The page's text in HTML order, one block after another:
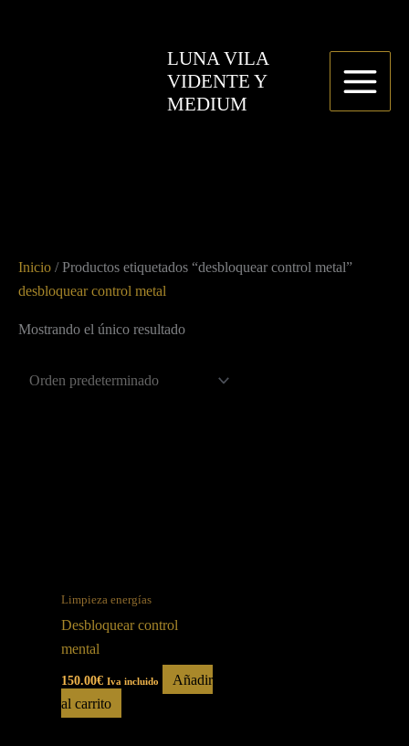
LUNA VILA
VIDENTE Y
MEDIUM
Inicio / Productos etiquetados “desbloquear control metal”
desbloquear control metal
Mostrando el único resultado
Limpieza energías
Desbloquear control
mental
150.00€ Iva incluido
Añadir
al carrito